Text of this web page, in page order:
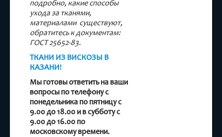
подробно, какие способы
ухода за тканями,
материалами существуют,
обратитесь к документам:
ГОСТ 25652-83.
ТКАНИ ИЗ ВИСКОЗЫ В
КАЗАНИ!
Мы готовы ответить на ваши
вопросы по телефону с
понедельника по пятницу с
9.00 до 18.00 и в субботу с
9.00 до 16.00 по
московскому времени.